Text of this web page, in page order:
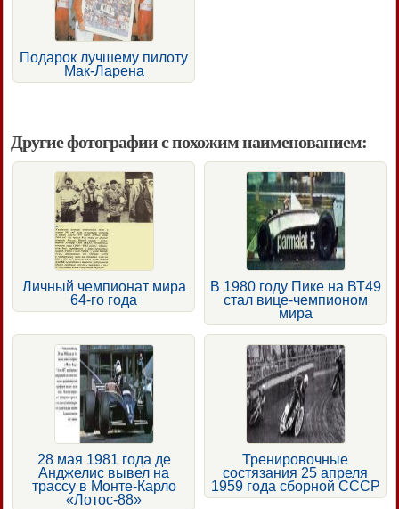
Подарок лучшему пилоту
Мак-Ларена
Другие фотографии с похожим наименованием:
Личный чемпионат мира
64-го года
В 1980 году Пике на ВТ49
стал вице-чемпионом
мира
28 мая 1981 года де
Анджелис вывел на
трассу в Монте-Карло
«Лотос-88»
Тренировочные
состязания 25 апреля
1959 года сборной СССР